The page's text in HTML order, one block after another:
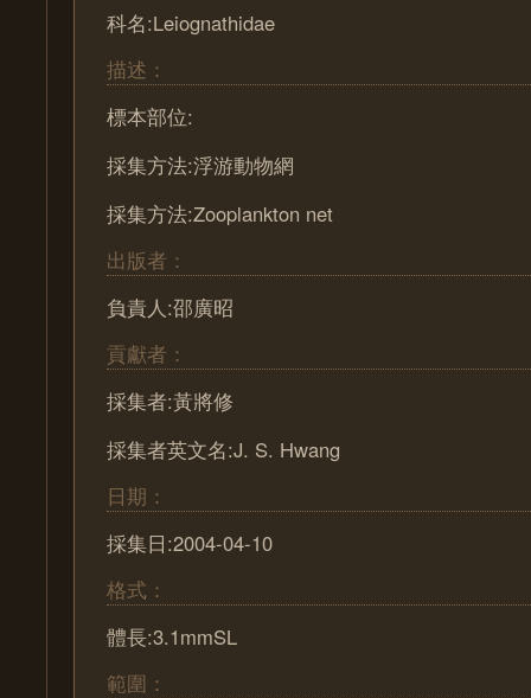
科名:Leiognathidae
描述：
標本部位:
採集方法:浮游動物網
採集方法:Zooplankton net
出版者：
負責人:邵廣昭
貢獻者：
採集者:黃將修
採集者英文名:J. S. Hwang
日期：
採集日:2004-04-10
格式：
體長:3.1mmSL
範圍：